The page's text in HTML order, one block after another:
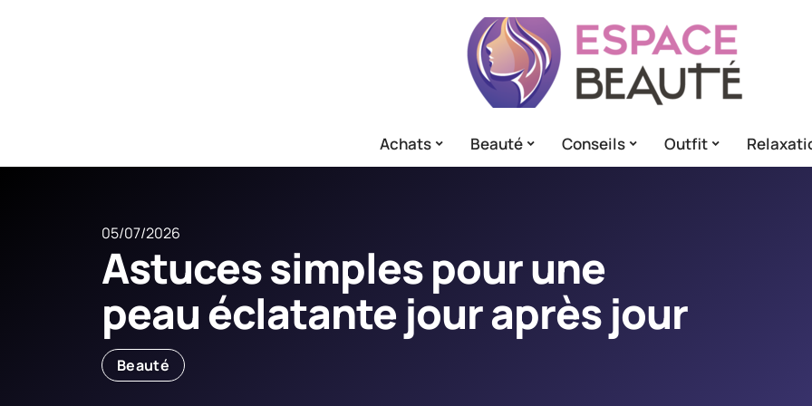
Achats Beauté Conseils Outfit
05/07/2026
Astuces simples pour une
peau éclatante jour après jour
Beauté